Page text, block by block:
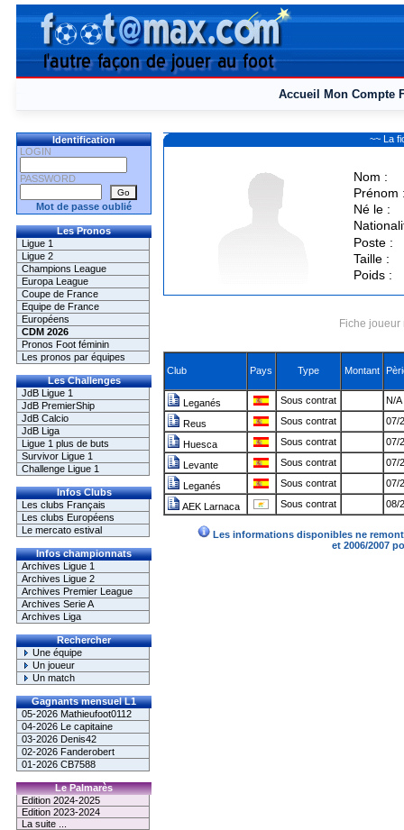
Accueil Mon Compte
Identification
LOGIN
PASSWORD
Mot de passe oublié
Les Pronos
Ligue 1
Ligue 2
Champions League
Europa League
Coupe de France
Equipe de France
Européens
CDM 2026
Pronos Foot féminin
Les pronos par équipes
Les Challenges
JdB Ligue 1
JdB PremierShip
JdB Calcio
JdB Liga
Ligue 1 plus de buts
Survivor Ligue 1
Challenge Ligue 1
Infos Clubs
Les clubs Français
Les clubs Européens
Le mercato estival
Infos championnats
Archives Ligue 1
Archives Ligue 2
Archives Premier League
Archives Serie A
Archives Liga
Rechercher
Une équipe
Un joueur
Un match
Gagnants mensuel L1
05-2026 Mathieufoot0112
04-2026 Le capitaine
03-2026 Denis42
02-2026 Fanderobert
01-2026 CB7588
Le Palmarès
Edition 2024-2025
Edition 2023-2024
La suite ...
~~ La
Nom :
Prénom
Né le :
Poste :
Taille :
Poids :
Fiche
Club Pays Type Montant
Leganés Sous contrat N/A
Reus Sous contrat 07/
Huesca Sous contrat 07/
Levante Sous contrat 07/
Leganés Sous contrat 07/
AEK Larnaca Sous contrat 08/
Les informations disponibles ne
et 2006/2007